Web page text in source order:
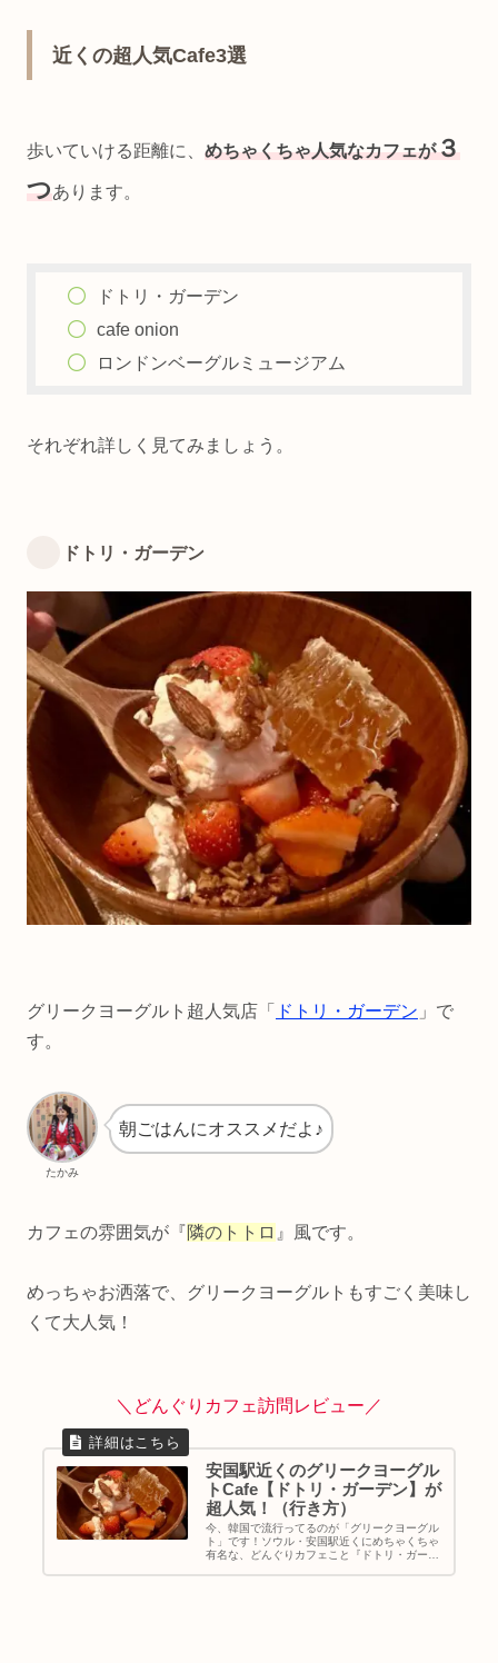
近くの超人気Cafe3選
歩いていける距離に、 めちゃくちゃ人気なカフェが３
つあります。
ドトリ・ガーデン
cafe onion
ロンドンベーグルミュージアム
それぞれ詳しく見てみましょう。
ドトリ・ガーデン
グリークヨーグルト超人気店「 ドトリ・ガーデン 」で
す。
たかみ
朝ごはんにオススメだよ♪
カフェの雰囲気が『隣のトトロ 』風です。
めっちゃお洒落で、グリークヨーグルトもすごく美味し
くて大人気！
＼どんぐりカフェ訪問レビュー／
安国駅近くのグリークヨーグル
トCafe【ドトリ・ガーデン】が
超人気！（行き方）
今、韓国で流行ってるのが「グリークヨーグル
ト」です！ソウル・安国駅近くにめちゃくちゃ
有名な、どんぐりカフェこと『ドトリ・ガーデ